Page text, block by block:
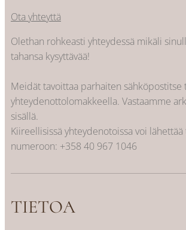
Ota yhteyttä
Olethan rohkeasti yhteydessä mikäli
tahansa kysyttävää!
Meidät tavoittaa parhaiten sähköpostitse
yhteydenottolomakkeella. Vastaamme
sisällä.
Kiireellisissä yhteydenotoissa voi
numeroon: +358 40 967 1046
TIETOA